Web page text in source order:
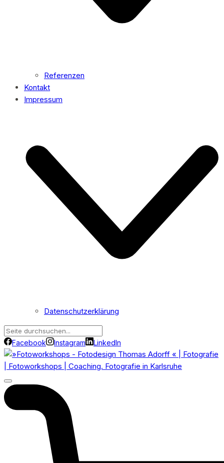
Referenzen
Kontakt
Impressum
Datenschutzerklärung
Facebook Instagram LinkedIn